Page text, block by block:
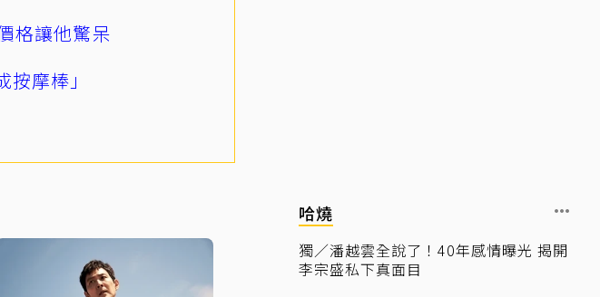
格讓他驚呆
摩棒」
哈燒
獨／潘越雲全說了！40年感情曝光 揭開
李宗盛私下真面目